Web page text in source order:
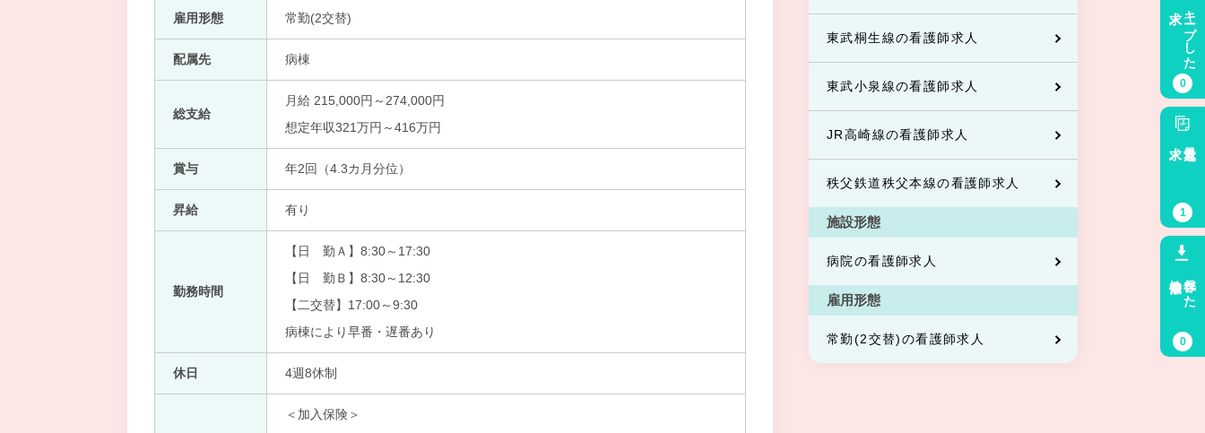
雇用形態 常勤(2交替)
配属先 病棟
総支給
月給 215,000円～274,000円
想定年収321万円～416万円
賞与 年2回（4.3カ月分位）
昇給 有り
勤務時間
【日 勤Ａ】8:30～17:30
【日 勤Ｂ】8:30～12:30
【二交替】17:00～9:30
病棟により早番・遅番あり
休日 4週8休制
＜加入保険＞
東武桐生線の看護師求人
東武小泉線の看護師求人
JR高崎線の看護師求人
秩父鉄道秩父本線の看護師求人
施設形態
病院の看護師求人
雇用形態
常勤(2交替)の看護師求人
キープした
0
最近見た
1
保存した
0